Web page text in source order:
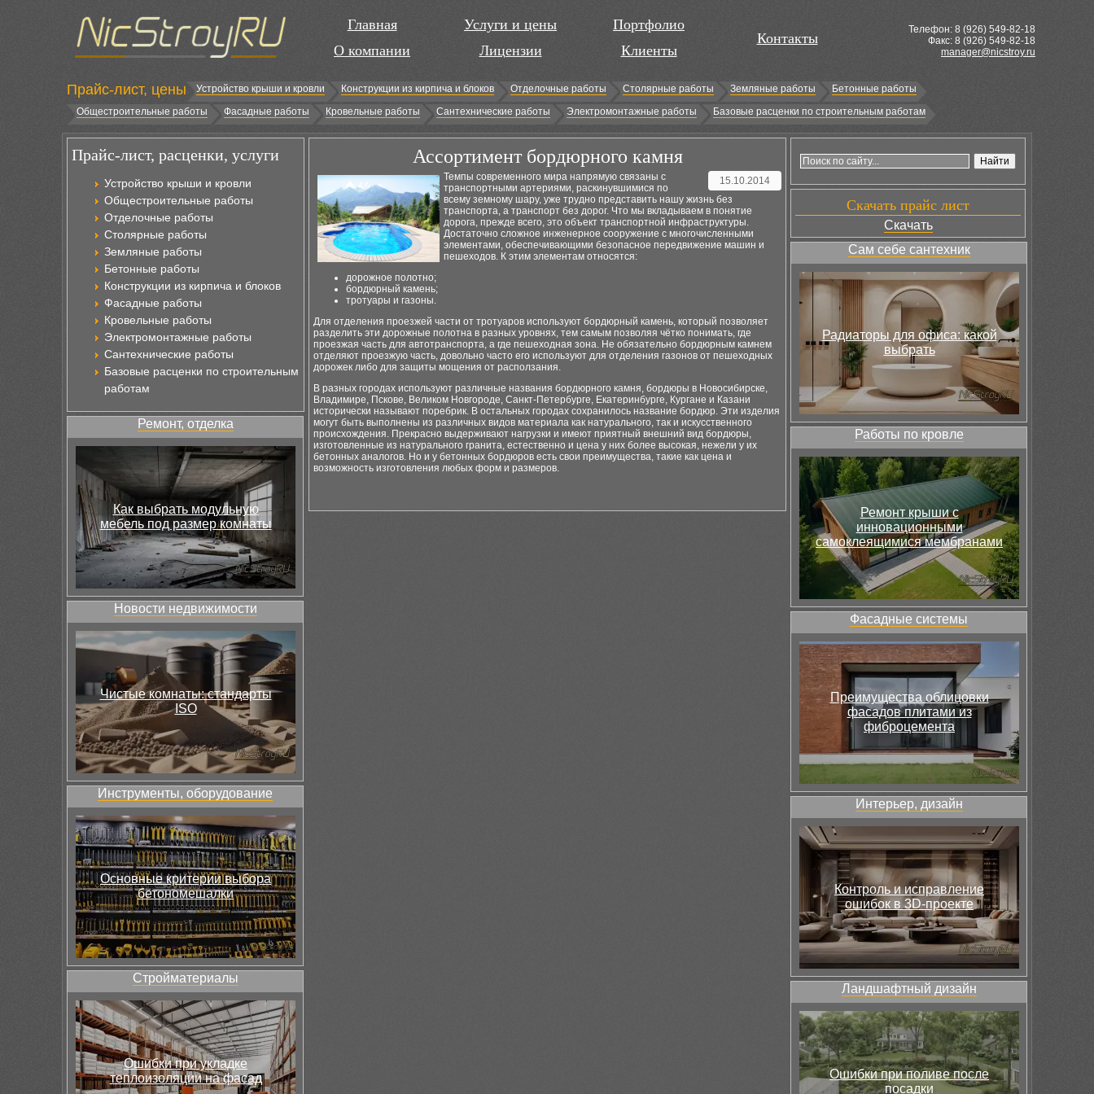
Главная
О компании
Услуги и цены
Лицензии
Портфолио
Клиенты
Контакты
Телефон: 8 (926) 549-82-18
Факс: 8 (926) 549-82-18
manager@nicstroy.ru
Прайс-лист, цены Устройство крыши и кровли Конструкции из кирпича и блоков Отделочные работы Столярные работы Земляные работы
Бетонные работы
Общестроительные работы
Фасадные работы Кровельные работы Сантехнические работы Электромонтажные работы Базовые расценки по строительным работам
Прайс-лист, расценки, услуги
Устройство крыши и кровли
Общестроительные работы
Отделочные работы
Столярные работы
Земляные работы
Бетонные работы
Конструкции из кирпича и блоков
Фасадные работы
Кровельные работы
Электромонтажные работы
Сантехнические работы
Базовые расценки по строительным
работам
Ремонт, отделка
Как выбрать модульную
мебель под размер комнаты
Новости недвижимости
Чистые комнаты: стандарты
ISO
Инструменты, оборудование
Основные критерии выбора
бетономешалки
Стройматериалы
Ошибки при укладке
теплоизоляции на фасад
Ассортимент бордюрного камня
15.10.2014
Темпы современного мира напрямую связаны с
транспортными артериями, раскинувшимися по
всему земному шару, уже трудно представить нашу жизнь без
транспорта, а транспорт без дорог. Что мы вкладываем в понятие
дорога, прежде всего, это объект транспортной инфраструктуры.
Достаточно сложное инженерное сооружение с многочисленными
элементами, обеспечивающими безопасное передвижение машин и
пешеходов. К этим элементам относятся:
дорожное полотно;
бордюрный камень;
тротуары и газоны.
Для отделения проезжей части от тротуаров используют бордюрный камень, который позволяет
разделить эти дорожные полотна в разных уровнях, тем самым позволяя чётко понимать, где
проезжая часть для автотранспорта, а где пешеходная зона. Не обязательно бордюрным камнем
отделяют проезжую часть, довольно часто его используют для отделения газонов от пешеходных
дорожек либо для защиты мощения от расползания.
В разных городах используют различные названия бордюрного камня, бордюры в Новосибирске,
Владимире, Пскове, Великом Новгороде, Санкт-Петербурге, Екатеринбурге, Кургане и Казани
исторически называют поребрик. В остальных городах сохранилось название бордюр. Эти изделия
могут быть выполнены из различных видов материала как натурального, так и искусственного
происхождения. Прекрасно выдерживают нагрузки и имеют приятный внешний вид бордюры,
изготовленные из натурального гранита, естественно и цена у них более высокая, нежели у их
бетонных аналогов. Но и у бетонных бордюров есть свои преимущества, такие как цена и
возможность изготовления любых форм и размеров.
Скачать прайс лист
Скачать
Сам себе сантехник
Радиаторы для офиса: какой
выбрать
Работы по кровле
Ремонт крыши с
инновационными
самоклеящимися мембранами
Фасадные системы
Преимущества облицовки
фасадов плитами из
фиброцемента
Интерьер, дизайн
Контроль и исправление
ошибок в 3D-проекте
Ландшафтный дизайн
Ошибки при поливе после
посадки